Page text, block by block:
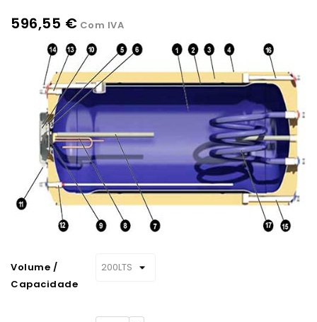
596,55 € Com IVA
Volume /
Capacidade